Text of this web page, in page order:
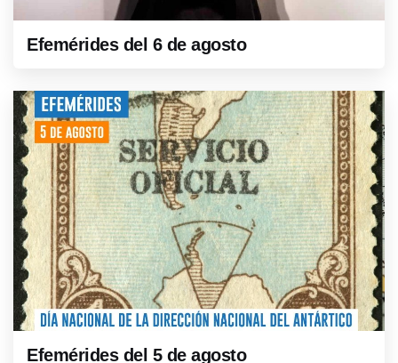
Efemérides del 6 de agosto
Efemérides del 5 de agosto